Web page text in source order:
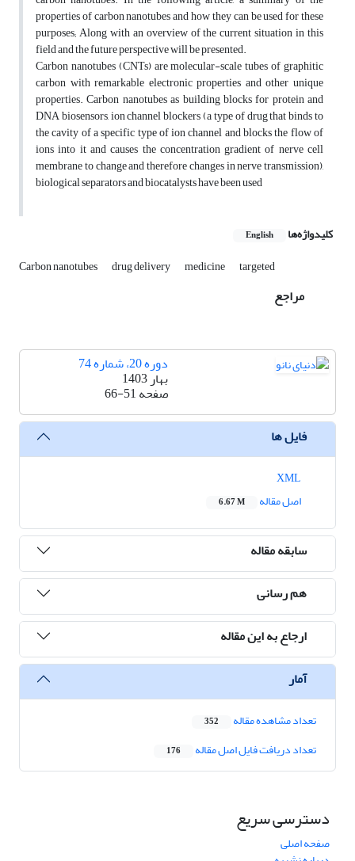
properties of carbon nanotubes and how they can be used for these
purposes; Along with an overview of the current situation in this
field and the future perspective will be presented.
Carbon nanotubes (CNTs) are molecular-scale tubes of graphitic
carbon with remarkable electronic properties and other unique
properties. Carbon nanotubes as building blocks for protein and
DNA biosensors, ion channel blockers (a type of drug that binds to
the cavity of a specific type of ion channel and blocks the flow of
ions into it and causes the concentration gradient of nerve cell
membrane to change and therefore changes in nerve transmission),
biological separators and biocatalysts have been used
کلیدواژه‌ها English
Carbon nanotubes drug delivery medicine targeted
مراجع
دوره 20، شماره 74
بهار 1403
صفحه66-51
فایل ها
اصل مقاله
6.67 M
سابقه مقاله
هم رسانی
ارجاع به این مقاله
آمار
تعداد مشاهده مقاله 352
تعداد دریافت فایل اصل مقاله 176
دسترسی سریع
صفحه اصلی